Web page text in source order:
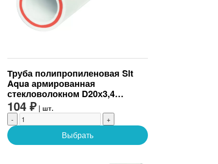
Труба полипропиленовая Slt
Aqua армированная
стекловолокном D20х3,4
(SLTPGF62025)
104 ₽ | шт.
-
+
Выбрать